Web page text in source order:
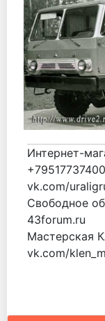
Интернет-
vk.com/
Свободное
43forum.ru
Мастерская
vk.com/klen_m